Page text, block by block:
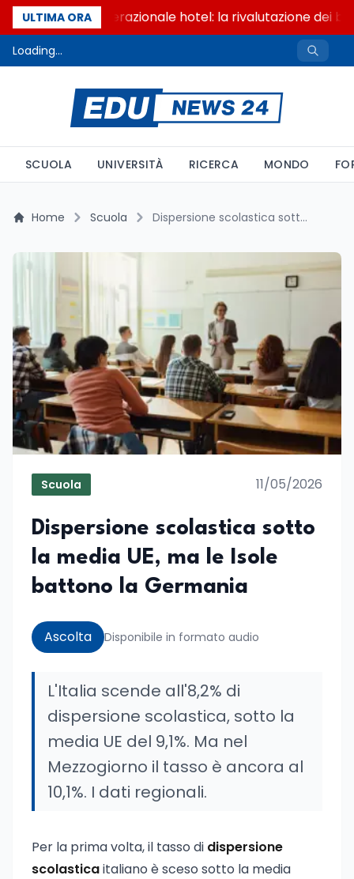
ULTIMA ORA
Passaggio generazionale hotel: la rivalutazione dei
Loading...
SCUOLA UNIVERSITÀ RICERCA MONDO
Home Scuola Dispersione scolastica sotto la media UE, ma le Isole battono la Germania
Scuola 11/05/2026
Dispersione scolastica sotto
la media UE, ma le Isole
battono la Germania
Ascolta Disponibile in formato audio
L'Italia scende all'8,2% di
dispersione scolastica, sotto la
media UE del 9,1%. Ma nel
Mezzogiorno il tasso è ancora al
10,1%. I dati regionali.
Per la prima volta, il tasso di dispersione
scolasticaitaliano è sceso sotto la media